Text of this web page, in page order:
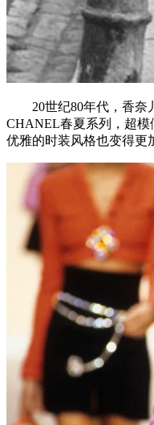
20世纪80年代，香奈
CHANEL春夏系列，超模
优雅的时装风格也变得更